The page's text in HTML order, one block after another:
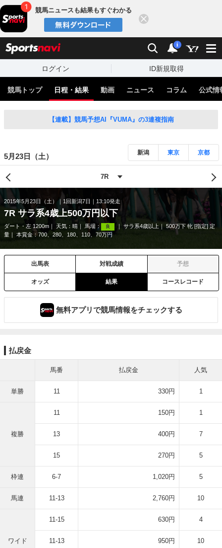
競馬ニュースも結果もすぐわかる
検索 通知
i
ログイン ID新規取得
競馬トップ 日程・結果 動画 ニュース コラム 公式情
【連載】競馬予想AI『VUMA』の3連複指南
5月23日（土） 新潟 東京 京都
2015年5月23日（土） 1回新潟7日 13:10発走
7R サラ系4歳上500万円以下
ダート・左 1200m 天気： 晴 馬場： 良 サラ系4歳以上
500万下 牝 [指定] 定
量
本賞金：700、280、180、110、70万円
出馬表 対戦成績 予想
オッズ 結果 コースレコード
無料アプリで競馬情報をチェックする
払戻金
馬番 払戻金 人気
単勝 11 330円 1
複勝
11 150円 1
13 400円 7
15 270円 5
枠連 6-7 1,020円 5
馬連 11-13 2,760円 10
ワイド
11-15 630円 4
11-13 950円 10